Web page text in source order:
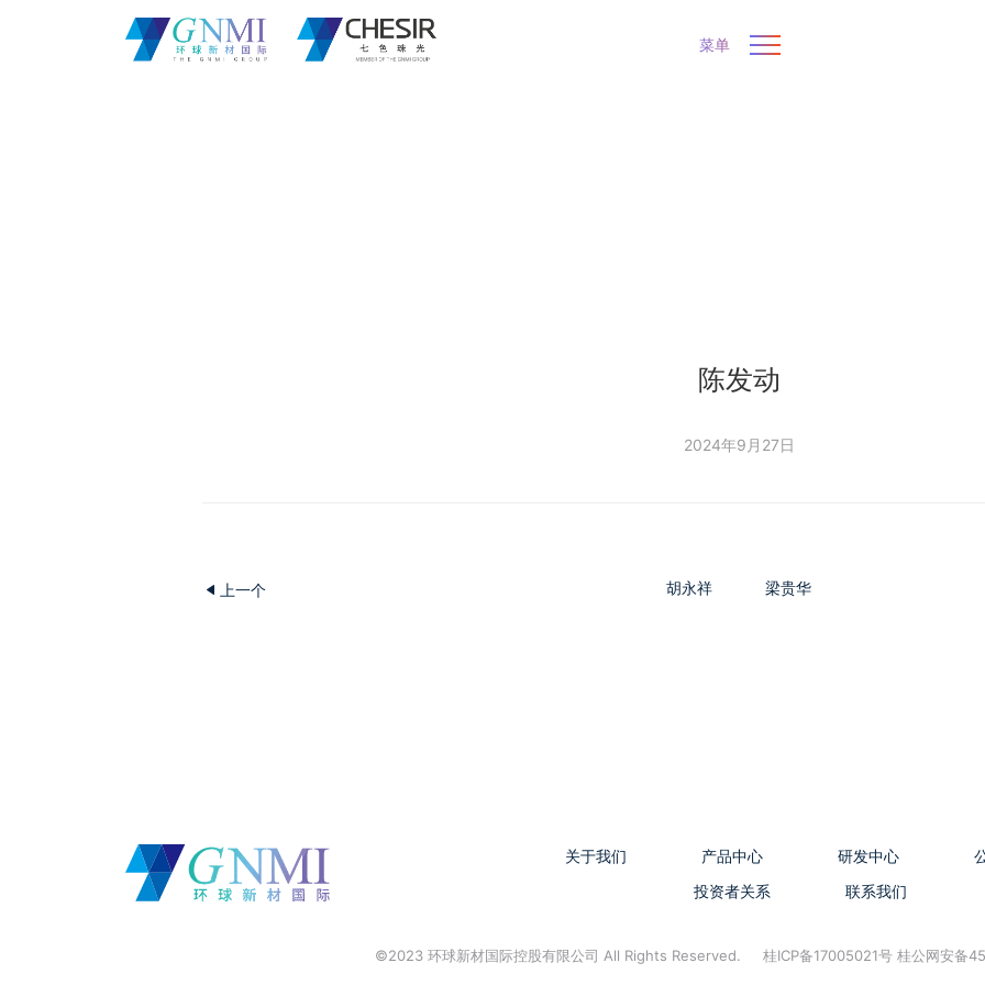
菜单
陈发动
2024年9月27日
上一个 胡永祥 梁贵华
关于我们 产品中心 研发中心
投资者关系
联系我们
©2023 环球新材国际控股有限公司 All Rights Reserved. 桂ICP备17005021号 桂公网安备